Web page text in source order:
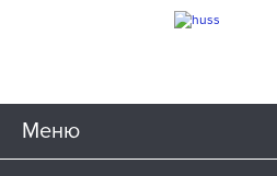
Меню